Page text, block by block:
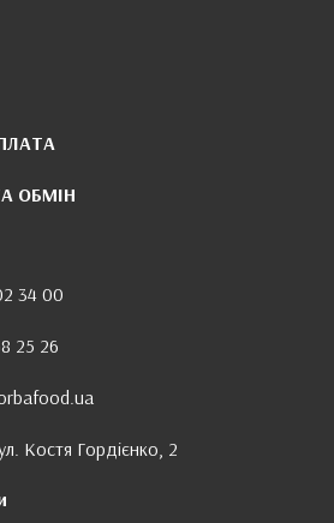
ОБМІН
34 00
25 26
Костя Гордієнко, 2